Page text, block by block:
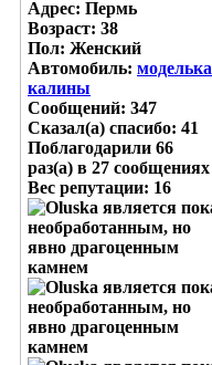
Адрес: Пермь
Возраст: 38
Пол: Женский
Автомобиль: моделька
калины
Сообщений: 347
Сказал(а) спасибо: 41
Поблагодарили 66
раз(а) в 27 сообщениях
Вес репутации: 16